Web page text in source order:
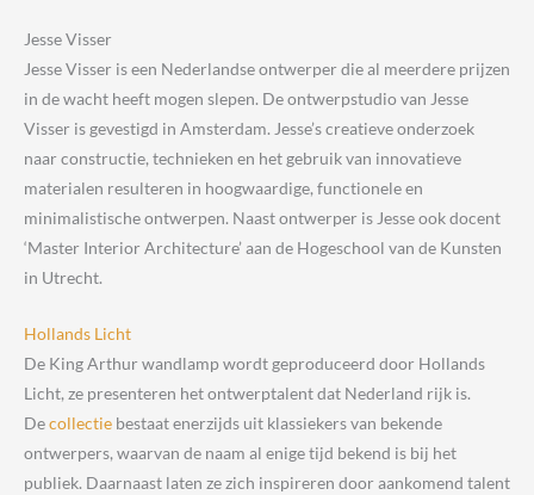
Jesse Visser
Jesse Visser is een Nederlandse ontwerper die al meerdere prijzen
in de wacht heeft mogen slepen. De ontwerpstudio van Jesse
Visser is gevestigd in Amsterdam. Jesse’s creatieve onderzoek
naar constructie, technieken en het gebruik van innovatieve
materialen resulteren in hoogwaardige, functionele en
minimalistische ontwerpen. Naast ontwerper is Jesse ook docent
‘Master Interior Architecture’ aan de Hogeschool van de Kunsten
in Utrecht.
Hollands Licht
De King Arthur wandlamp wordt geproduceerd door Hollands
Licht, ze presenteren het ontwerptalent dat Nederland rijk is.
Decollectie bestaat enerzijds uit klassiekers van bekende
ontwerpers, waarvan de naam al enige tijd bekend is bij het
publiek. Daarnaast laten ze zich inspireren door aankomend talent